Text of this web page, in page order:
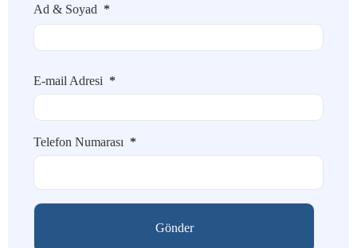
Ad & Soyad *
E-mail Adresi *
Telefon Numarası *